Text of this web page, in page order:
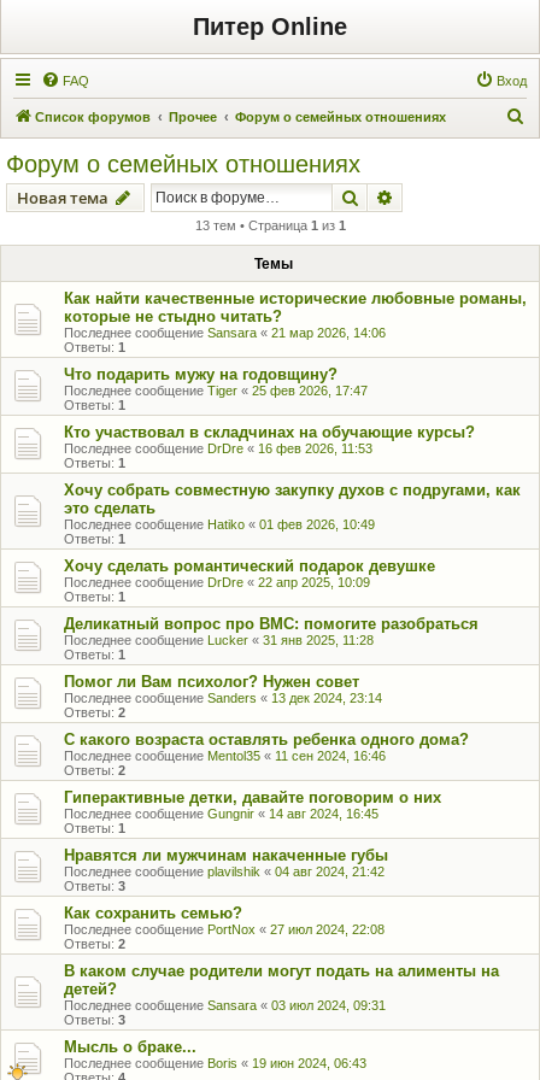
Питер Online
FAQ Вход
Список форумов Прочее Форум о семейных отношениях
Форум о семейных отношениях
Новая тема Поиск
13 тем • Страница 1 из 1
Темы
Как найти качественные исторические любовные романы,
которые не стыдно читать?
Последнее сообщение Sansara « 21 мар 2026, 14:06
Ответы: 1
Что подарить мужу на годовщину?
Последнее сообщение Tiger « 25 фев 2026, 17:47
Ответы: 1
Кто участвовал в складчинах на обучающие курсы?
Последнее сообщение DrDre « 16 фев 2026, 11:53
Ответы: 1
Хочу собрать совместную закупку духов с подругами, как
это сделать
Последнее сообщение Hatiko « 01 фев 2026, 10:49
Ответы: 1
Хочу сделать романтический подарок девушке
Последнее сообщение DrDre « 22 апр 2025, 10:09
Ответы: 1
Деликатный вопрос про ВМС: помогите разобраться
Последнее сообщение Lucker « 31 янв 2025, 11:28
Ответы: 1
Помог ли Вам психолог? Нужен совет
Последнее сообщение Sanders « 13 дек 2024, 23:14
Ответы: 2
С какого возраста оставлять ребенка одного дома?
Последнее сообщение Mentol35 « 11 сен 2024, 16:46
Ответы: 2
Гиперактивные детки, давайте поговорим о них
Последнее сообщение Gungnir « 14 авг 2024, 16:45
Ответы: 1
Нравятся ли мужчинам накаченные губы
Последнее сообщение plavilshik « 04 авг 2024, 21:42
Ответы: 3
Как сохранить семью?
Последнее сообщение PortNox « 27 июл 2024, 22:08
Ответы: 2
В каком случае родители могут подать на алименты на
детей?
Последнее сообщение Sansara « 03 июл 2024, 09:31
Ответы: 3
Мысль о браке...
Последнее сообщение Boris « 19 июн 2024, 06:43